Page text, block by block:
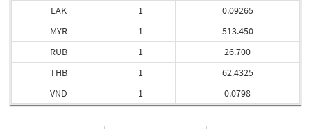
LAK
MYR
RUB
THB
VND
1
1
1
1
1
0.09265
513.450
26.700
62.4325
0.0798